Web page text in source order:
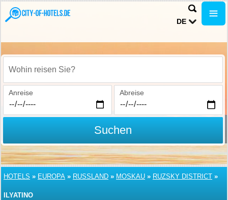
DE
Wohin reisen Sie?
Anreise Abreise
Suchen
HOTELS » EUROPA » RUSSLAND » MOSKAU » RUZSKY DISTRICT »
ILYATINO